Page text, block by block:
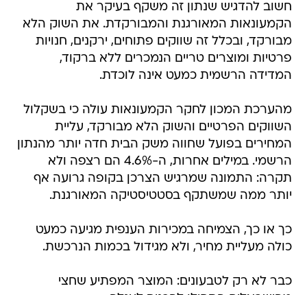
חשוב להדגיש שנתון זה משקף בעיקר את
הקמעונאות המאורגנת והמבורקדת. את השוק הלא
מבורקד, ובכלל זה שווקים פתוחים, ירקנים, חנויות
פרטיות ומוצרים טריים הנמכרים ללא ברקוד,
המדידה הרשמית כמעט אינה לוכדת.
מהערכת המכון לחקר הקמעונאות עולה כי בשקלול
השווקים הפרטיים והשוק הלא מבורקד, עליית
המחירים בפועל שחווה משק הבית חדה יותר מהנתון
הרשמי. במילים אחרות, ה-4.6% הם רצפה ולא
תקרה: התמונה שמרגיש הצרכן בקופה גרועה אף
יותר ממה שמשתקף בסטטיסטיקה המאורגנת.
כך או כך, הצמיחה במכירות הענפית מגיעה כמעט
כולה מעליית מחיר, ולא מגידול בכמות הנרכשת.
כבר לא רק לטבעונים: המוצר המפתיע שחצי